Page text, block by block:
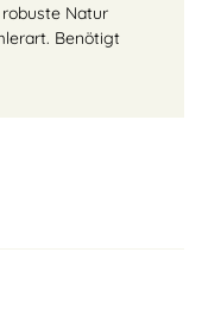
Natur
Benötigt